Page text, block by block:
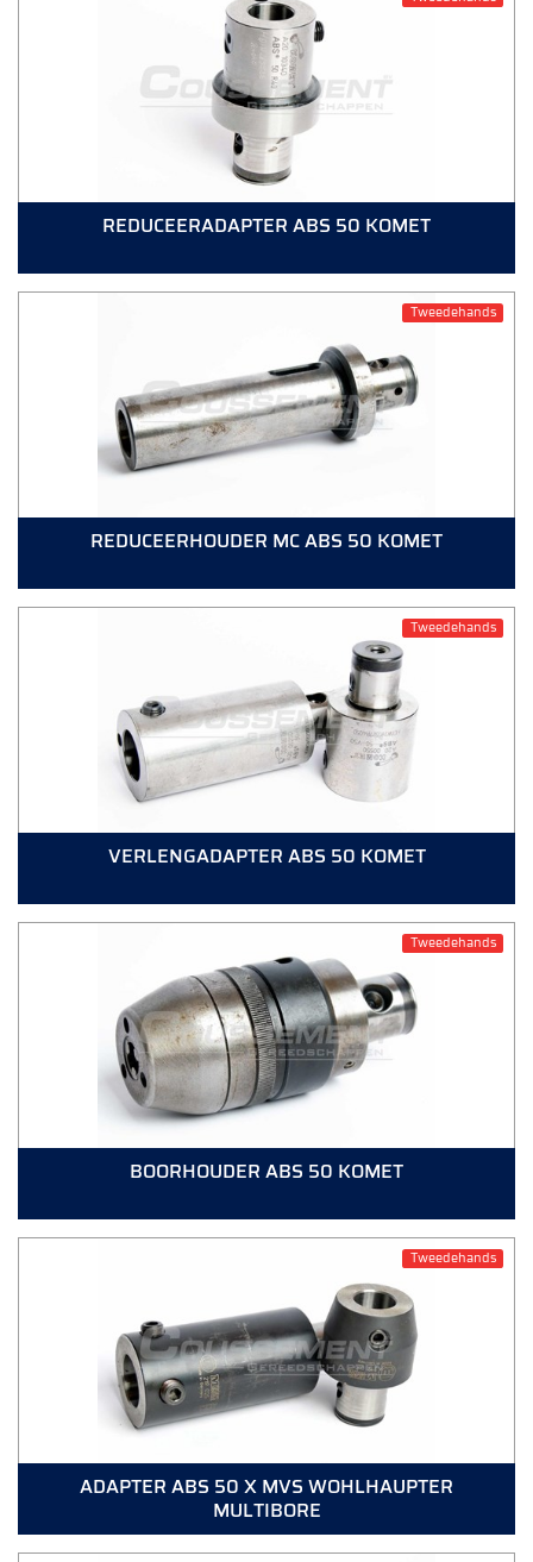
REDUCEERADAPTER ABS 50 KOMET
Tweedehands
REDUCEERHOUDER MC ABS 50 KOMET
Tweedehands
VERLENGADAPTER ABS 50 KOMET
Tweedehands
BOORHOUDER ABS 50 KOMET
Tweedehands
ADAPTER ABS 50 X MVS WOHLHAUPTER
MULTIBORE